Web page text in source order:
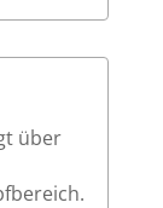
über